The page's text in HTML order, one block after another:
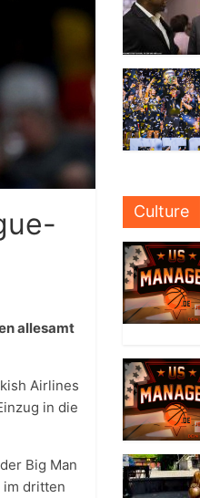
allesamt
Airlines
in die
Big Man
im dritten
Culture